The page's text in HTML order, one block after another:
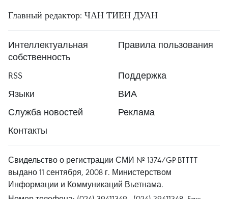
Главный редактор: ЧАН ТИЕН ДУАН
Интеллектуальная
собственность
Правила пользования
RSS
Поддержка
Языки
ВИА
Служба новостей
Реклама
Контакты
Свидельство о регистрации СМИ № 1374/GP-BTTTT
выдано 11 сентября, 2008 г. Министерством
Информации и Коммуникаций Вьетнама.